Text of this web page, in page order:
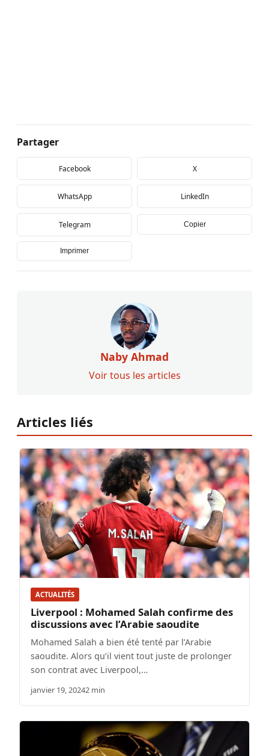
Partager
Facebook X
WhatsApp LinkedIn
Telegram Copier
Imprimer
Naby Ahmad
Voir tous les articles
Articles liés
ACTUALITÉS
Liverpool : Mohamed Salah confirme des
discussions avec l’Arabie saoudite
Mohamed Salah a bien été tenté par l’Arabie
saoudite. Alors qu’il vient tout juste de prolonger
son contrat avec Liverpool,…
janvier 19, 20242 min